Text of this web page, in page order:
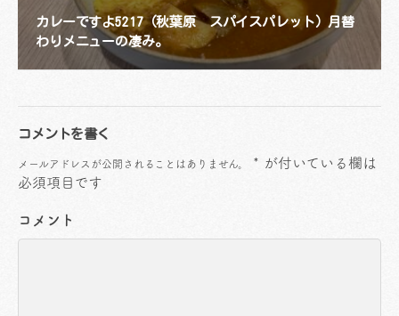
カレーですよ5217（秋葉原 スパイスパレット）月替
わりメニューの凄み。
コメントを書く
メールアドレスが公開されることはありません。 * が付いている欄は
必須項目です
コメント